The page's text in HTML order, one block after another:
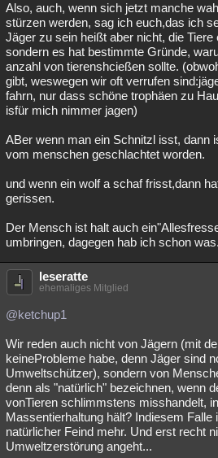
Also, auch, wenn sich jetzt manche
stürzen werden, sag ich euch,das ich
Jäger zu sein heißt aber nicht, die
sondern es hat bestimmte Gründe,
anzahl von tierenshcießen sollte.
gibt, weswegen wir oft verrufen
fahrn, nur dass schöne trophäen zu
isfür mich nimmer jagen)
ABer wenn man ein Schnitzl isst, dann
vom menschen geschlachtet worden.
und wenn ein wolf a schaf frisst,dann
gerissen.
Der Mensch ist halt auch
umbringen, dagegen hab ich schon was.
leseratte
ehemaliges Mitglied
@ketchup1
Wir reden auch nicht von Jägern (mit
keineProbleme habe, denn Jäger sind
Umweltschützer), sondern von
denn als "natürlich" bezeichnen, wenn
vonTieren schlimmstens misshandelt,
Massentierhaltung hält? Indiesem
natürlicher Feind mehr. Und erst recht
Umweltzerstörung angeht...